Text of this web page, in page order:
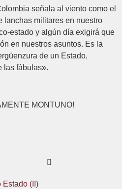
señala al viento como el
lanchas militares en nuestro
estado y algún día exigirá que
en nuestros asuntos. Es la
de un Estado,
las fábulas».
MONTUNO!
Estado (II)